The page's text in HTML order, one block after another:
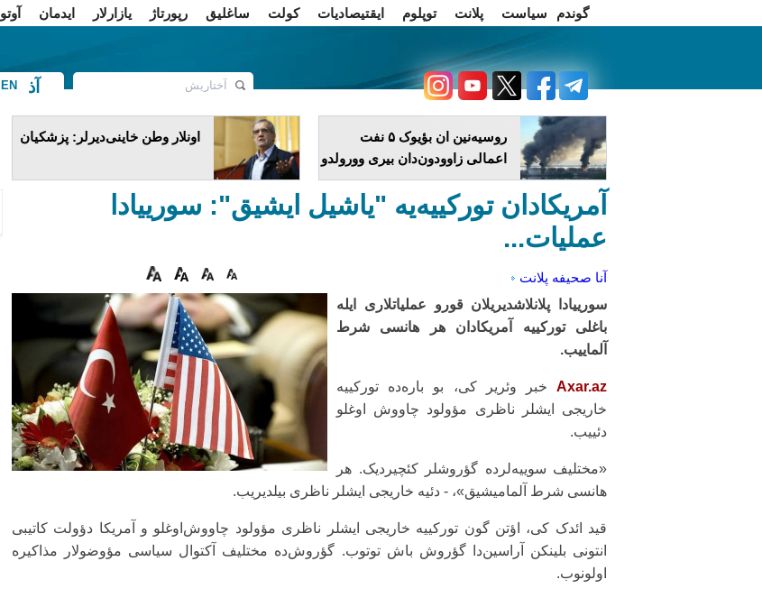
گوندم سیاست پلانت توپلوم ایقتیصادیات کولت ساغلیق رپورتاژ یازارلار ایدمان آوتو
EN آذ
روسیه‌نین ان بؤیوک ۵ نفت
اعمالی زاوودون‌دان بیری وورولدو
اونلار وطن خاینی‌دیرلر: پزشکیان
آمریکادان تورکییه‌یه "یاشیل ایشیق": سورییادا
عملیات...
آنا صحیفه پلانت
سورییادا پلانلاشدیریلان قورو عملیاتلاری ایله
باغلی تورکییه آمریکادان هر هانسی شرط
آلماییب.
Axar.az خبر وئریر کی، بو باره‌ده تورکییه
خاریجی ایشلر ناظری مؤولود چاووش اوغلو
دئییب.
«مختلیف سوییه‌لرده گؤروشلر کئچیردیک. هر
هانسی شرط آلمامیشیق»، - دئیه خاریجی ایشلر ناظری بیلدیریب.
قید ائدک کی، اؤتن گون تورکییه خاریجی ایشلر ناظری مؤولود چاووش‌اوغلو و آمریکا دؤولت کاتیبی
انتونی بلینکن آراسین‌دا گؤروش باش توتوب. گؤروش‌ده مختلیف آکتوال سیاسی مؤوضولار مذاکیره
اولونوب.